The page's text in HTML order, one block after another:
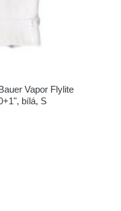
Vapor Flylite
bílá, S